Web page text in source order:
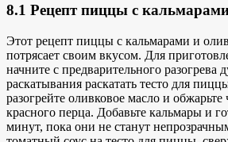
8.1 Рецепт пиццы с
Этот рецепт пиццы с кальмарами и
потрясает своим вкусом. Для
начните с предварительного разогрева
раскатывания раскатать тесто для
разогрейте оливковое масло и обжарьте
красного перца. Добавьте кальмары и
минут, пока они не станут